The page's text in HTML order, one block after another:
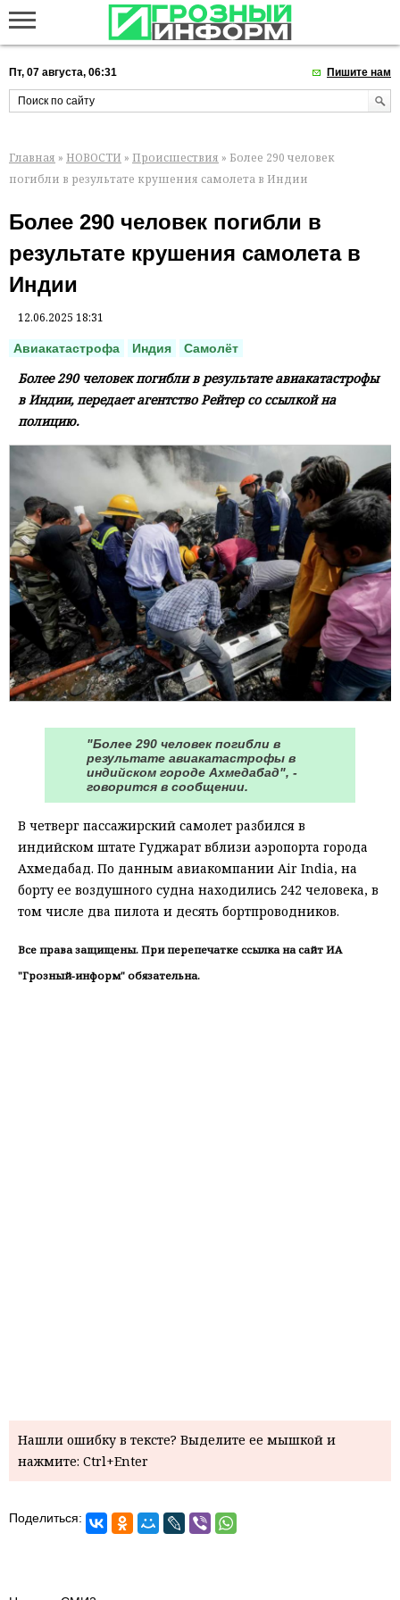
Пт, 07 августа, 06:31 Пишите нам
Главная » НОВОСТИ » Происшествия » Более 290 человек
погибли в результате крушения самолета в Индии
Более 290 человек погибли в
результате крушения самолета в
Индии
12.06.2025 18:31
Авиакатастрофа Индия Самолёт
Более 290 человек погибли в результате авиакатастрофы
в Индии, передает агентство Рейтер со ссылкой на
полицию.
"Более 290 человек погибли в
результате авиакатастрофы в
индийском городе Ахмедабад", -
говорится в сообщении.
В четверг пассажирский самолет разбился в
индийском штате Гуджарат вблизи аэропорта города
Ахмедабад. По данным авиакомпании Air India, на
борту ее воздушного судна находились 242 человека, в
том числе два пилота и десять бортпроводников.
Все права защищены. При перепечатке ссылка на сайт ИА
"Грозный-информ" обязательна.
Нашли ошибку в тексте? Выделите ее мышкой и
нажмите: Ctrl+Enter
Поделиться: